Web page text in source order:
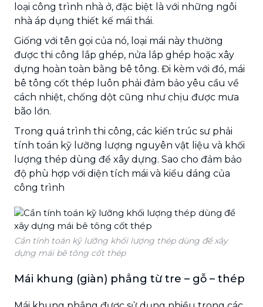
loại công trình nhà ở, đặc biệt là với những ngôi
nhà áp dụng thiết kế mái thái.
Giống với tên gọi của nó, loại mái này thường
được thi công lắp ghép, nửa lắp ghép hoặc xây
dựng hoàn toàn bằng bê tông. Đi kèm với đó, mái
bê tông cốt thép luôn phải đảm bảo yêu cầu về
cách nhiệt, chống dột cũng như chịu được mưa
bão lớn.
Trong quá trình thi công, các kiến trúc sư phải
tính toán kỹ lưỡng lượng nguyên vật liệu và khối
lượng thép dùng để xây dựng. Sao cho đảm bảo
độ phù hợp với diện tích mái và kiểu dáng của
công trình
Cần tính toán kỹ lưỡng khối lượng thép dùng để xây
dựng mái bê tông cốt thép
Mái khung (giàn) phẳng từ tre – gỗ – thép